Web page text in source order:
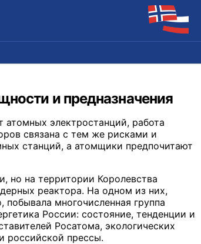
и предназначения
атомных электростанций, работа
связана с тем же рисками и
станций, а атомщики предпочитают
но на территории Королевства
реактора. На одном из них,
многочисленная группа
России: состояние, тенденции и
Росатома, экологических
российской прессы.